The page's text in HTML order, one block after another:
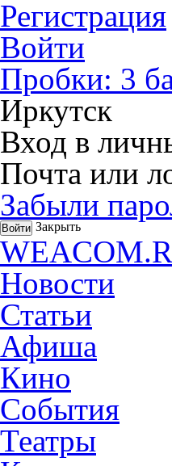
Регистрация
Войти
Пробки: 3
Иркутск
Вход в
Почта или
Забыли
Закрыть
Новости
Статьи
Афиша
Кино
События
Театры